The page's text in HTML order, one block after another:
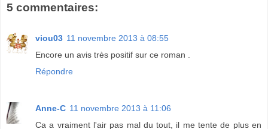
5 commentaires:
viou03 11 novembre 2013 à 08:55
Encore un avis très positif sur ce roman .
Répondre
Anne-C 11 novembre 2013 à 11:06
Ca a vraiment l'air pas mal du tout, il me tente de plus en